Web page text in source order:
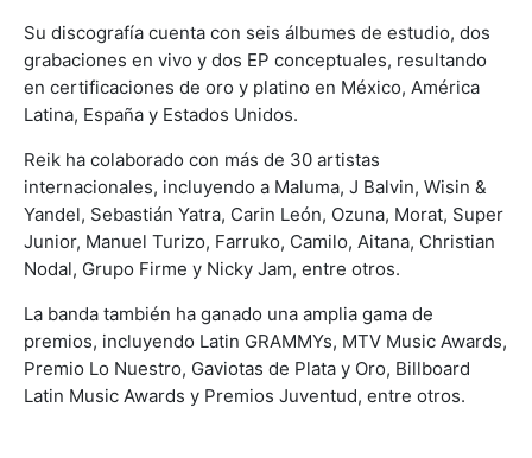
Su discografía cuenta con seis álbumes de estudio, dos
grabaciones en vivo y dos EP conceptuales, resultando
en certificaciones de oro y platino en México, América
Latina, España y Estados Unidos.
Reik ha colaborado con más de 30 artistas
internacionales, incluyendo a Maluma, J Balvin, Wisin &
Yandel, Sebastián Yatra, Carin León, Ozuna, Morat, Super
Junior, Manuel Turizo, Farruko, Camilo, Aitana, Christian
Nodal, Grupo Firme y Nicky Jam, entre otros.
La banda también ha ganado una amplia gama de
premios, incluyendo Latin GRAMMYs, MTV Music Awards,
Premio Lo Nuestro, Gaviotas de Plata y Oro, Billboard
Latin Music Awards y Premios Juventud, entre otros.